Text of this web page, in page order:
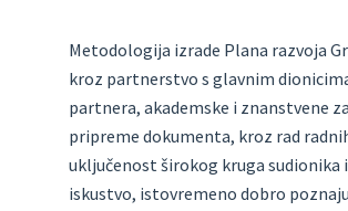
Metodologija izrade Plana razvoja
kroz partnerstvo s glavnim
partnera, akademske i znanstvene
pripreme dokumenta, kroz rad
uključenost širokog kruga
iskustvo, istovremeno dobro